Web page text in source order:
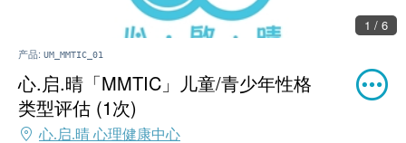
1 / 6
产品: UM_MMTIC_01
心.启.晴「MMTIC」儿童/青少年性格
类型评估 (1次)
心.启.晴 心理健康中心